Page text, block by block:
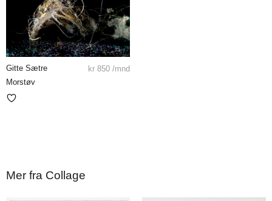
Gitte Sætre
Morstøv
kr 850 /mnd
Mer fra Collage